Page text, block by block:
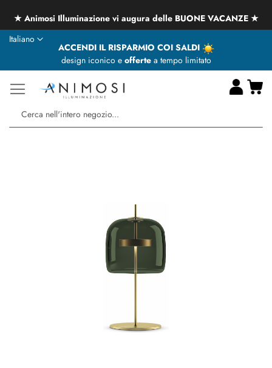
★ Animosi Illuminazione vi augura delle BUONE VACANZE ★
ACCENDI IL RISPARMIO COI SALDI
design iconico e offertea tempo limitato
Lingua
Italiano